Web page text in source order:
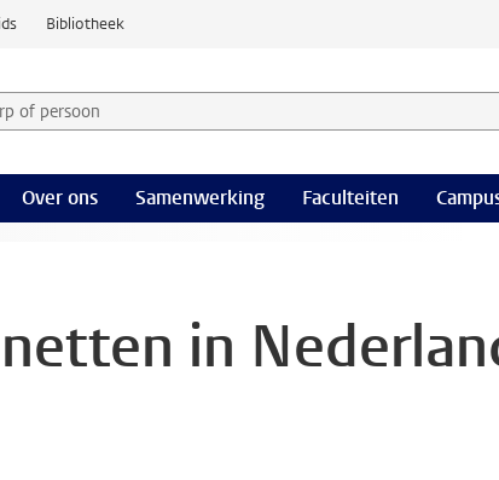
Bibliotheek
of persoon en selecteer categorie
Over ons Samenwerking Faculteiten
in